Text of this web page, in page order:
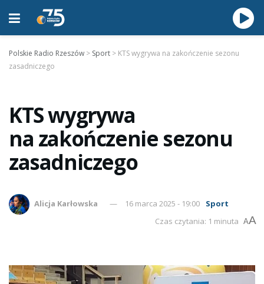
Polskie Radio Rzeszów > Sport > KTS wygrywa na zakończenie sezonu
zasadniczego
KTS wygrywa
na zakończenie sezonu
zasadniczego
Alicja Karłowska 16 marca 2025 - 19:00
Sport
Czas czytania: 1 minuta AA